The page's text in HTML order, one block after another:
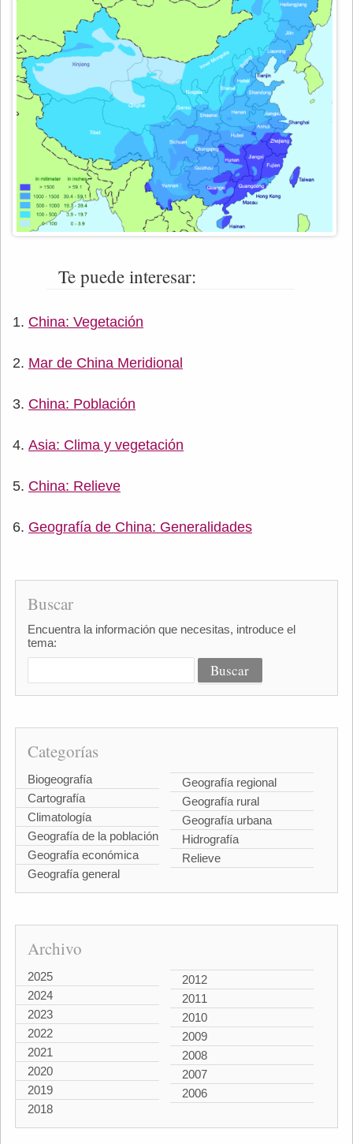
Te puede interesar:
China: Vegetación
Mar de China Meridional
China: Población
Asia: Clima y vegetación
China: Relieve
Geografía de China: Generalidades
Buscar
Encuentra la información que necesitas, introduce el
tema:
Categorías
Biogeografía
Cartografía
Climatología
Geografía de la población
Geografía económica
Geografía general
Geografía regional
Geografía rural
Geografía urbana
Hidrografía
Relieve
Archivo
2025
2024
2023
2022
2021
2020
2019
2018
2012
2011
2010
2009
2008
2007
2006